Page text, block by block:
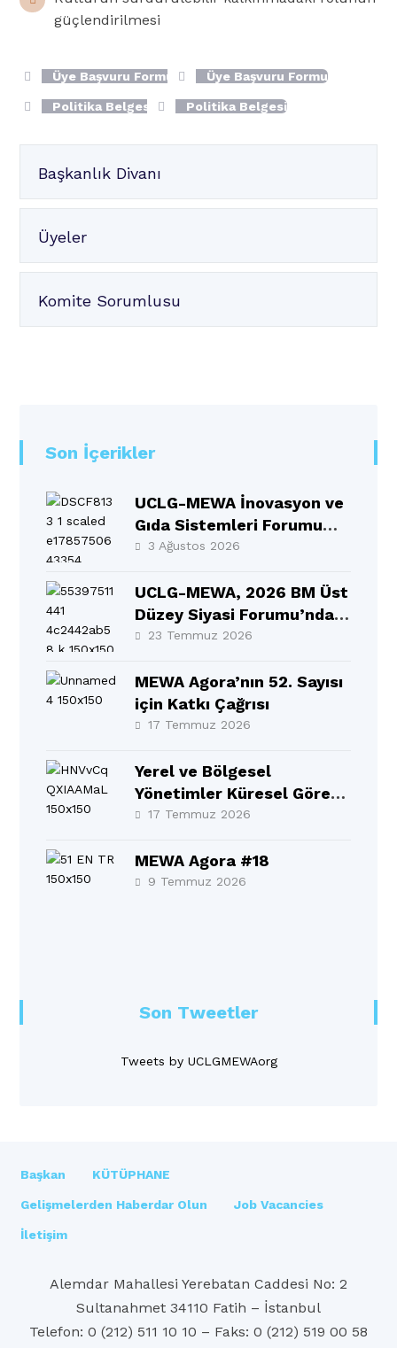
güçlendirilmesi
Üye Başvuru Formu Üye Başvuru Formu
Politika Belgesi Politika Belgesi
Başkanlık Divanı
Üyeler
Komite Sorumlusu
Son İçerikler
UCLG-MEWA İnovasyon ve
Gıda Sistemleri Forumu
Selçuklu’da Gerçekleşti
3 Ağustos 2026
UCLG-MEWA, 2026 BM Üst
Düzey Siyasi Forumu’nda
MEWA Bölgesinin Sesi
23 Temmuz 2026
MEWA Agora’nın 52. Sayısı
için Katkı Çağrısı
17 Temmuz 2026
Yerel ve Bölgesel
Yönetimler Küresel Görev
Gücü 10. Yıllık Raporu BM
Forumu’nda (HLPF)
resmen tanıtıldı!
17 Temmuz 2026
MEWA Agora #18
9 Temmuz 2026
Son Tweetler
Tweets by UCLGMEWAorg
Başkan KÜTÜPHANE
Gelişmelerden Haberdar Olun Job Vacancies
İletişim
Alemdar Mahallesi Yerebatan Caddesi No: 2
Sultanahmet 34110 Fatih – İstanbul
Telefon: 0 (212) 511 10 10 – Faks: 0 (212) 519 00 58